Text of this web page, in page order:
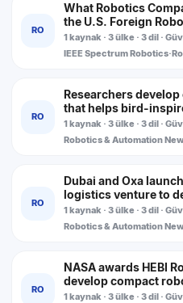
RO
What Robotics
the U.S. Foreign
1 kaynak · 3 ülke · 3 dil ·
IEEE Spectrum Robotics·
RO
Researchers
that helps bird-
stable in windy
1 kaynak · 3 ülke · 3 dil ·
Robotics & Automation
RO
Dubai and Oxa
logistics venture to
vehicles at ports and
1 kaynak · 3 ülke · 3 dil ·
Robotics & Automation
RO
NASA awards HEBI
develop compact
for small satellites
1 kaynak · 3 ülke · 3 dil ·